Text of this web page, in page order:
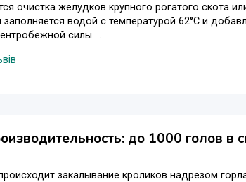
очистка желудков крупного рогатого скота
водой с температурой 62°C и
силы ...
до 1000 голов в
закалывание кроликов надрезом